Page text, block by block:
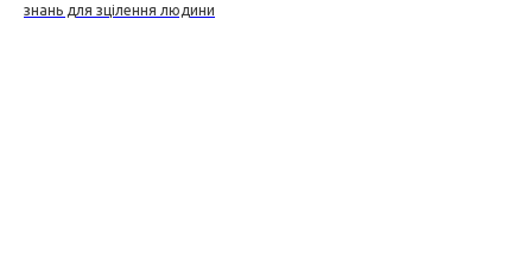
знань для зцілення людини